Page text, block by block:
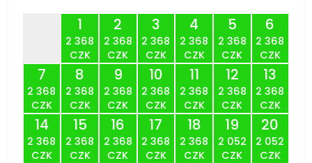
1
2 368
CZK
2
2 368
CZK
3
2 368
CZK
4
2 368
CZK
5
2 368
CZK
6
2 368
CZK
7
2 368
CZK
8
2 368
CZK
9
2 368
CZK
10
2 368
CZK
11
2 368
CZK
12
2 368
CZK
13
2 368
CZK
14
2 368
CZK
15
2 368
CZK
16
2 368
CZK
17
2 368
CZK
18
2 368
CZK
19
2 052
CZK
20
2 052
CZK